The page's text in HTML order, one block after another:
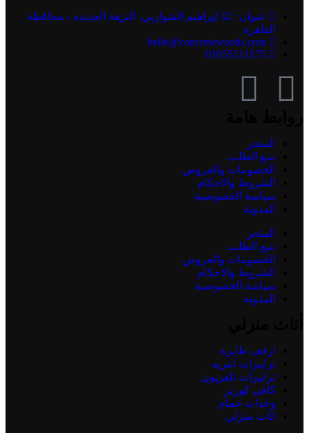
عنوان : 32 إبراهيم الشواربي، النزهة الجديدة ، محافظة
القاهرة
hello@concretewoods.com
01055111575
المتجر
تتبع الطلب
الخصومات والعروض
الشروط والاحكام
سياسة الخصوصية
المدونة
المتجر
تتبع الطلب
الخصومات والعروض
الشروط والاحكام
سياسة الخصوصية
المدونة
ارفف طايرة
ترابيزات انتريه
ترابيزات تلفزيون
كافي كورنر
وحدات حمام
اثاث منزلي